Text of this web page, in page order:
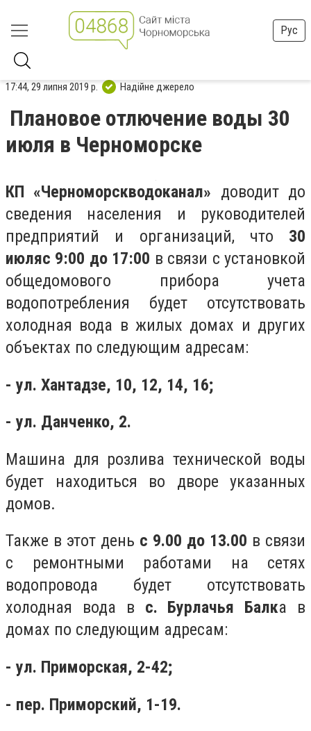
Рус
17:44, 29 липня 2019 р. Надійне джерело
Плановое отлючение воды 30
июля в Черноморске
КП «Черноморскводоканал» доводит до
сведения населения и руководителей
предприятий и организаций, что 30
июляс 9:00 до 17:00 в связи с установкой
общедомового прибора учета
водопотребления будет отсутствовать
холодная вода в жилых домах и других
объектах по следующим адресам:
- ул. Хантадзе, 10, 12, 14, 16;
- ул. Данченко, 2.
Машина для розлива технической воды
будет находиться во дворе указанных
домов.
Также в этот день с 9.00 до 13.00 в связи
с ремонтными работами на сетях
водопровода будет отсутствовать
холодная вода в с. Бурлачья Балка в
домах по следующим адресам:
- ул. Приморская, 2-42;
- пер. Приморский, 1-19.